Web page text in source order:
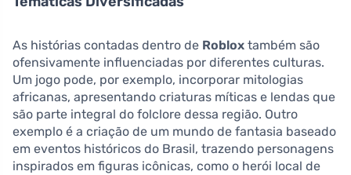
As histórias contadas dentro de Roblox também são
ofensivamente influenciadas por diferentes culturas.
Um jogo pode, por exemplo, incorporar mitologias
africanas, apresentando criaturas míticas e lendas que
são parte integral do folclore dessa região. Outro
exemplo é a criação de um mundo de fantasia baseado
em eventos históricos do Brasil, trazendo personagens
inspirados em figuras icônicas, como o herói local de